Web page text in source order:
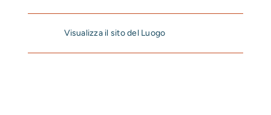
Visualizza il sito del Luogo